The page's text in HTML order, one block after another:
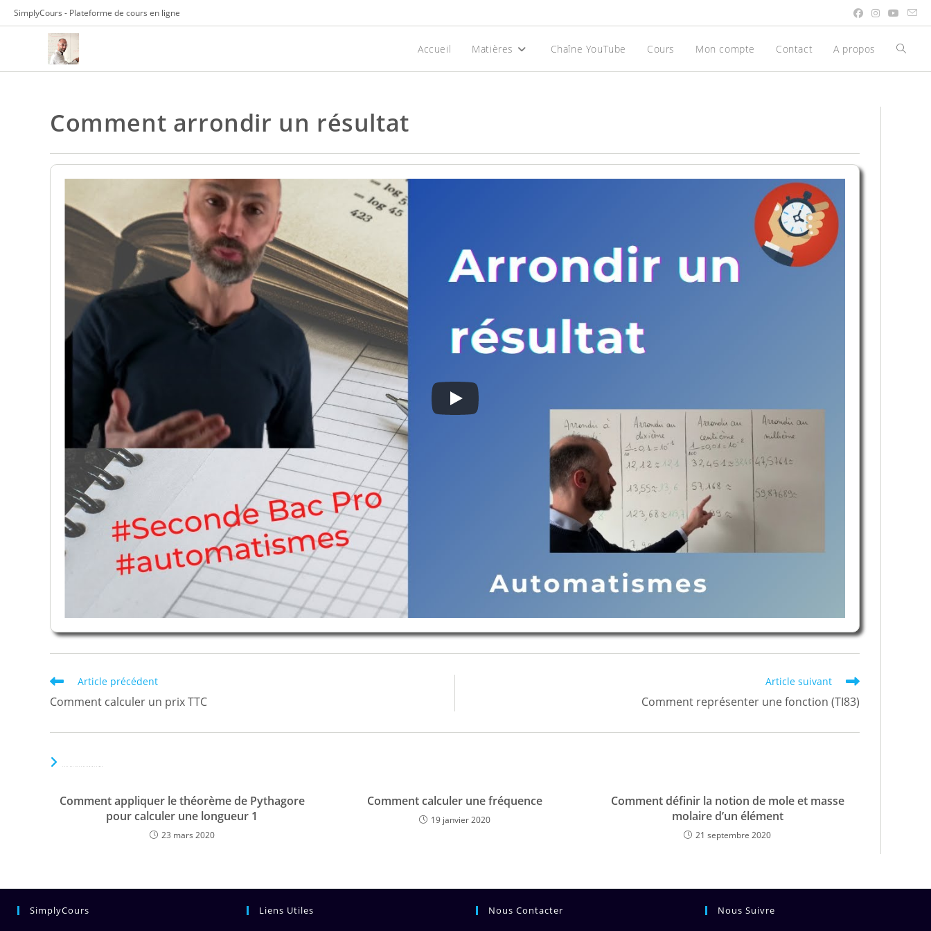
Skip
to
SimplyCours - Plateforme de cours en ligne
Accueil Matières Chaîne YouTube Cours Mon compte Contact A propos Toggle
Comment arrondir un résultat
Read
articles
Article précédent
Comment calculer un prix TTC
Article suivant
Comment représenter une fonction (TI83)
Comment appliquer le théorème de Pythagore
pour calculer une longueur 1
23 mars 2020
Comment calculer une fréquence
19 janvier 2020
Comment définir la notion de mole et masse
molaire d’un élément
21 septembre 2020
SimplyCours Liens Utiles Nous Contacter Nous Suivre